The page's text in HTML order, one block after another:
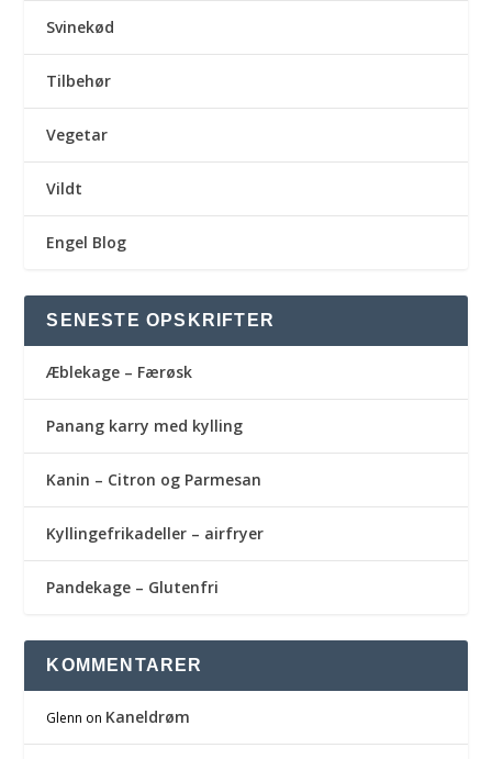
Svinekød
Tilbehør
Vegetar
Vildt
Engel Blog
SENESTE OPSKRIFTER
Æblekage – Færøsk
Panang karry med kylling
Kanin – Citron og Parmesan
Kyllingefrikadeller – airfryer
Pandekage – Glutenfri
KOMMENTARER
Glenn on Kaneldrøm